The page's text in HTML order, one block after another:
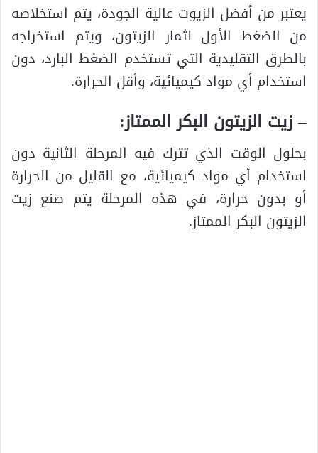
يعتبر من أفضل الزيوت عالية الجودة، يتم استخلاصه
من الضغط الأول لثمار الزيتون، ويتم استخراجه
بالطرق التقليدية التي تستخدم الضغط البارد، دون
استخدام أي مواد كيميائية، وأقل الحرارة.
– زيت الزيتون البكر الممتاز:
بحلول الوقت الذي تترك فيه المرحلة الثانية دون
استخدام أي مواد كيميائية، مع القليل من الحرارة
أو بدون حرارة، في هذه المرحلة يتم صنع زيت
الزيتون البكر الممتاز.